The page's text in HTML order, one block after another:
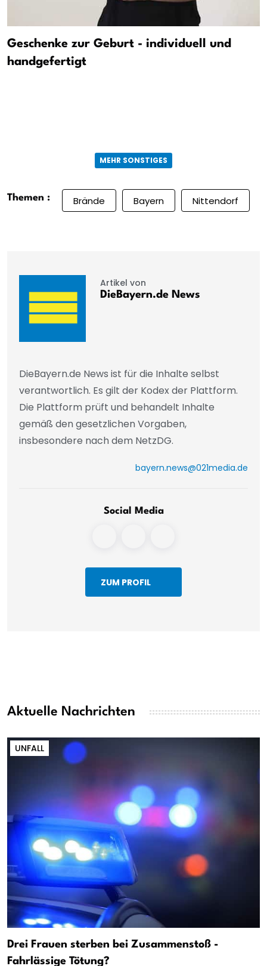
Geschenke zur Geburt - individuell und
handgefertigt
MEHR SONSTIGES
Themen : Brände Bayern Nittendorf
Artikel von
DieBayern.de News
DieBayern.de News ist für die Inhalte selbst
verantwortlich. Es gilt der Kodex der Plattform.
Die Plattform prüft und behandelt Inhalte
gemäß den gesetzlichen Vorgaben,
insbesondere nach dem NetzDG.
bayern.news@021media.de
Social Media
ZUM PROFIL
Aktuelle Nachrichten
UNFALL
Drei Frauen sterben bei Zusammenstoß -
Fahrlässige Tötung?